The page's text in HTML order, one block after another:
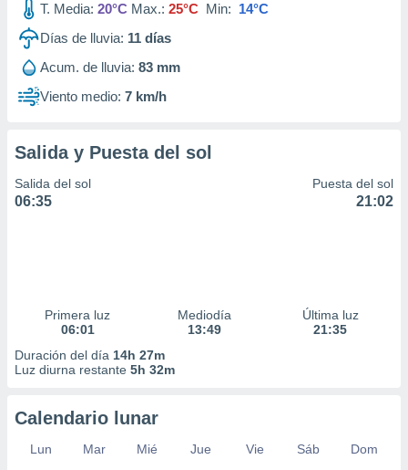
T. Media: 20°C Max.: 25°C Min: 14°C
Días de lluvia: 11 días
Acum. de lluvia: 83 mm
Viento medio: 7 km/h
Salida y Puesta del sol
Salida del sol
06:35
Puesta del sol
21:02
Primera luz
06:01
Mediodía
13:49
Última luz
21:35
Duración del día 14h 27m
Luz diurna restante 5h 32m
Calendario lunar
Lun Mar Mié Jue Vie Sáb
Dom